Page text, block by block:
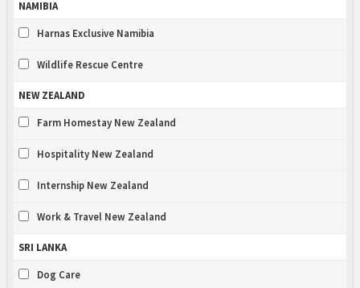
NAMIBIA
Harnas Exclusive Namibia
Wildlife Rescue Centre
NEW ZEALAND
Farm Homestay New Zealand
Hospitality New Zealand
Internship New Zealand
Work & Travel New Zealand
SRI LANKA
Dog Care